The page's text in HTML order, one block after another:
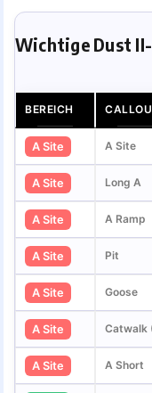
Wichtige Dust
BEREICH
A Site A Site
A Site Long A
A Site A Ramp
A Site Pit
A Site Goose
A Site Catwalk
A Site A Short